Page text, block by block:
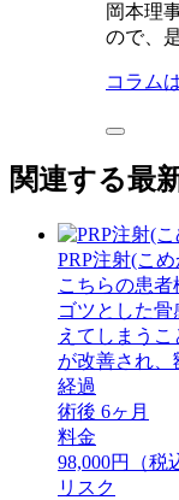
岡本理
ので、
コラム
関連する最
PRP注射(こ
こちらの患
ゴツとした
えてしまう
が改善され
経過
術後 6ヶ月
料金
98,000円（税
リスク